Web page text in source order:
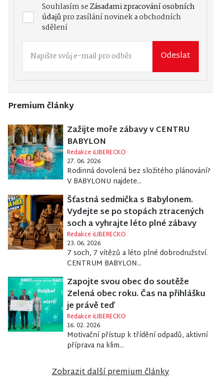
Souhlasím seZásadami zpracování osobních
údajůpro zasílání novinek a obchodních
sdělení
Odeslat
Premium články
Zažijte moře zábavy v CENTRU
BABYLON
Redakce iLIBERECKO
27. 06. 2026
Rodinná dovolená bez složitého plánování?
V BABYLONU najdete...
Šťastná sedmička s Babylonem.
Vydejte se po stopách ztracených
soch a vyhrajte léto plné zábavy
Redakce iLIBERECKO
23. 06. 2026
7 soch, 7 vítězů a léto plné dobrodružství.
CENTRUM BABYLON...
Zapojte svou obec do soutěže
Zelená obec roku. Čas na přihlášku
je právě teď
Redakce iLIBERECKO
16. 02. 2026
Motivační přístup k třídění odpadů, aktivní
příprava na klim...
Zobrazit další premium články